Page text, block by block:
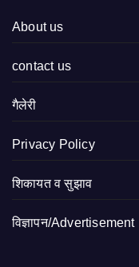
About us
contact us
गैलेरी
Privacy Policy
शिकायत व सुझाव
विज्ञापन/Advertisement